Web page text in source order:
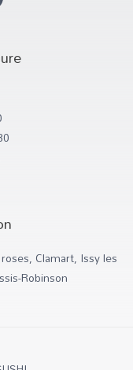
Clamart, Issy les
Robinson